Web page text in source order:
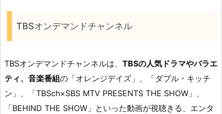
TBSオンデマンドチャンネル
TBSオンデマンドチャンネルは、 TBSの人気ドラマやバラエ
ティ、音楽番組の「オレンジデイズ」、「ダブル・キッチ
ン」、「TBSch×SBS MTV PRESENTS THE SHOW」、
「BEHIND THE SHOW」といった動画が視聴きる、エンタ